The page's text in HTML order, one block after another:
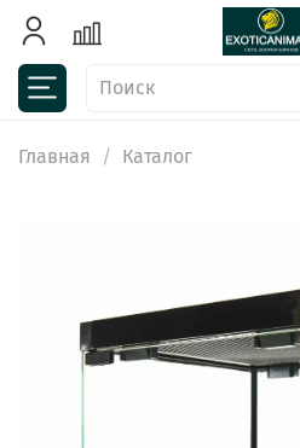
Главная Каталог